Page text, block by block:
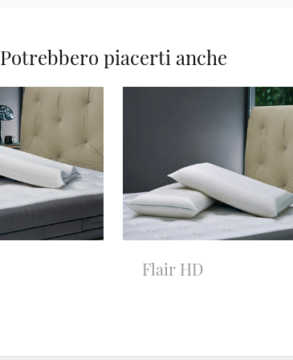
Potrebbero piacerti anche
Flair HD